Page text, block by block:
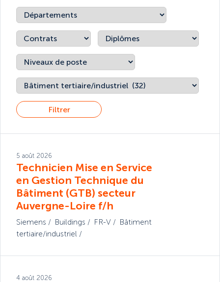
Filtrer
5 août 2026
Technicien Mise en Service
en Gestion Technique du
Bâtiment (GTB) secteur
Auvergne-Loire f/h
Siemens Buildings FR-V
Bâtiment
tertiaire/industriel
4 août 2026